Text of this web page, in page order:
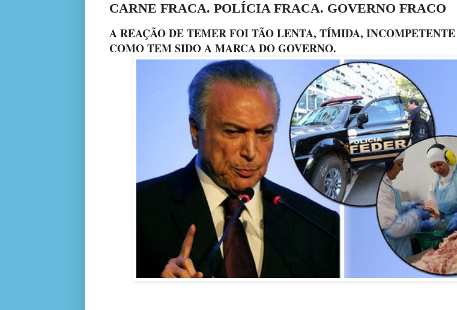
CARNE FRACA. POLÍCIA FRACA. GOVERNO FRACO
A REAÇÃO DE TEMER FOI TÃO LENTA, TÍMIDA,
COMO TEM SIDO A MARCA DO GOVERNO.